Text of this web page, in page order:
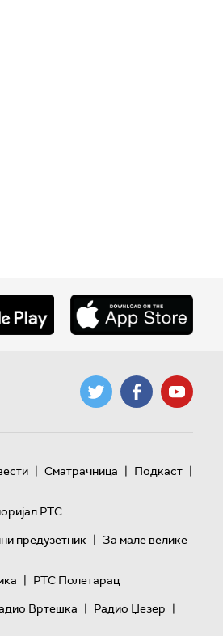
| Сматрачница | Подкаст |
РТС
предузетник | За мале велике
| РТС Полетарац
Вртешка | Радио Џезер |